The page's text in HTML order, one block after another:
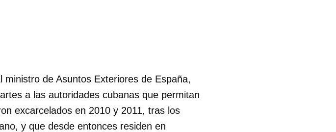
ministro de Asuntos Exteriores de España,
a las autoridades cubanas que permitan
excarcelados en 2010 y 2011, tras los
y que desde entonces residen en